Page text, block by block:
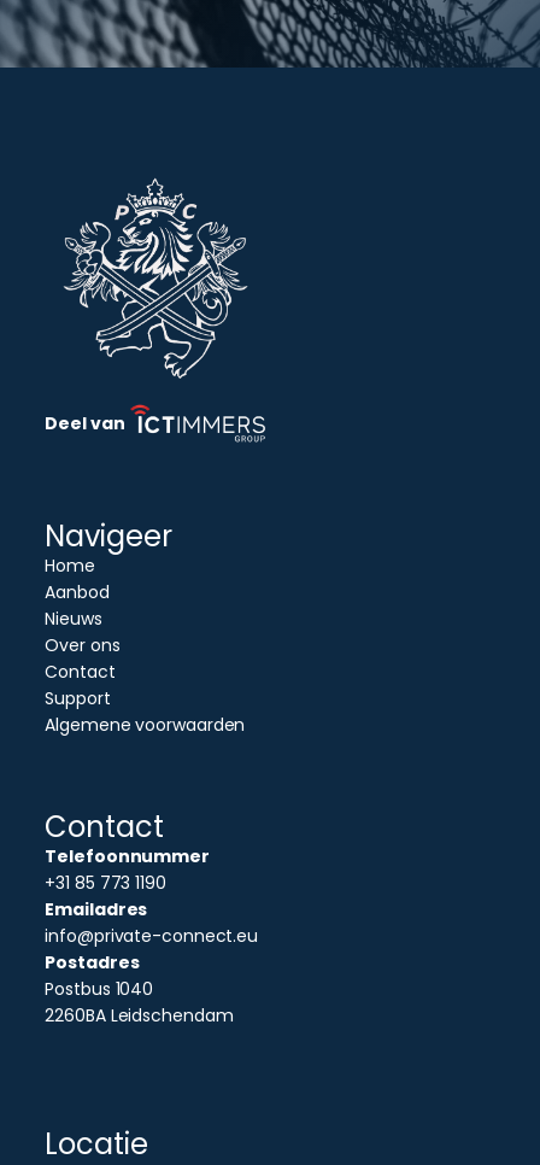
Deel van
Navigeer
Home
Aanbod
Nieuws
Over ons
Contact
Support
Algemene voorwaarden
Contact
Telefoonnummer
+31 85 773 1190
Emailadres
info@private-connect.eu
Postadres
Postbus 1040
2260BA Leidschendam
Locatie